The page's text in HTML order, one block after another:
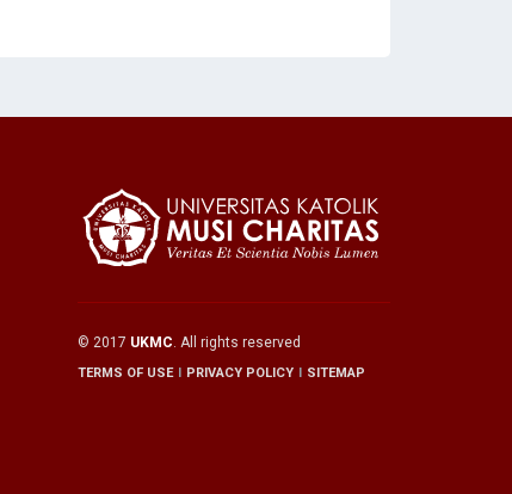
© 2017 UKMC. All rights reserved
TERMS OF USE PRIVACY POLICY SITEMAP